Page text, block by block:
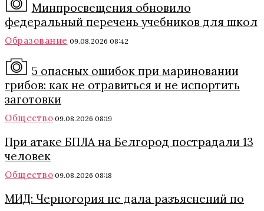
Минпросвещения обновило
федеральный перечень учебников для школ
Образование 09.08.2026 08:42
5 опасных ошибок при мариновании
грибов: как не отравиться и не испортить
заготовки
Общество 09.08.2026 08:19
При атаке БПЛА на Белгород пострадали 13
человек
Общество 09.08.2026 08:18
МИД: Черногория не дала разъяснений по